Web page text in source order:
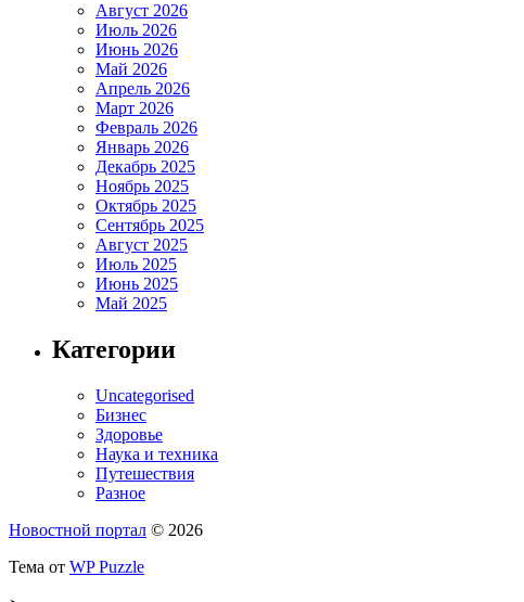
Август 2026
Июль 2026
Июнь 2026
Май 2026
Апрель 2026
Март 2026
Февраль 2026
Январь 2026
Декабрь 2025
Ноябрь 2025
Октябрь 2025
Сентябрь 2025
Август 2025
Июль 2025
Июнь 2025
Май 2025
Категории
Uncategorised
Бизнес
Здоровье
Наука и техника
Путешествия
Разное
Новостной портал © 2026
Тема от WP Puzzle